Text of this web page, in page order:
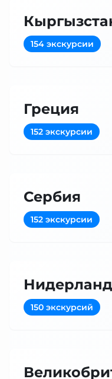
154 экскурсии
Греция
152 экскурсии
Сербия
152 экскурсии
150 экскурсий